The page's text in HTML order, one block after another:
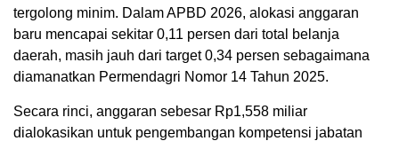
tergolong minim. Dalam APBD 2026, alokasi anggaran
baru mencapai sekitar 0,11 persen dari total belanja
daerah, masih jauh dari target 0,34 persen sebagaimana
diamanatkan Permendagri Nomor 14 Tahun 2025.
Secara rinci, anggaran sebesar Rp1,558 miliar
dialokasikan untuk pengembangan kompetensi jabatan